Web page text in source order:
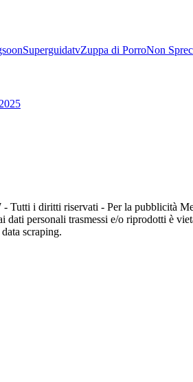
SuperguidatvZuppa di PorroNon
Tutti i diritti riservati - Per la pubblicità
dati personali trasmessi e/o riprodotti è
scraping.